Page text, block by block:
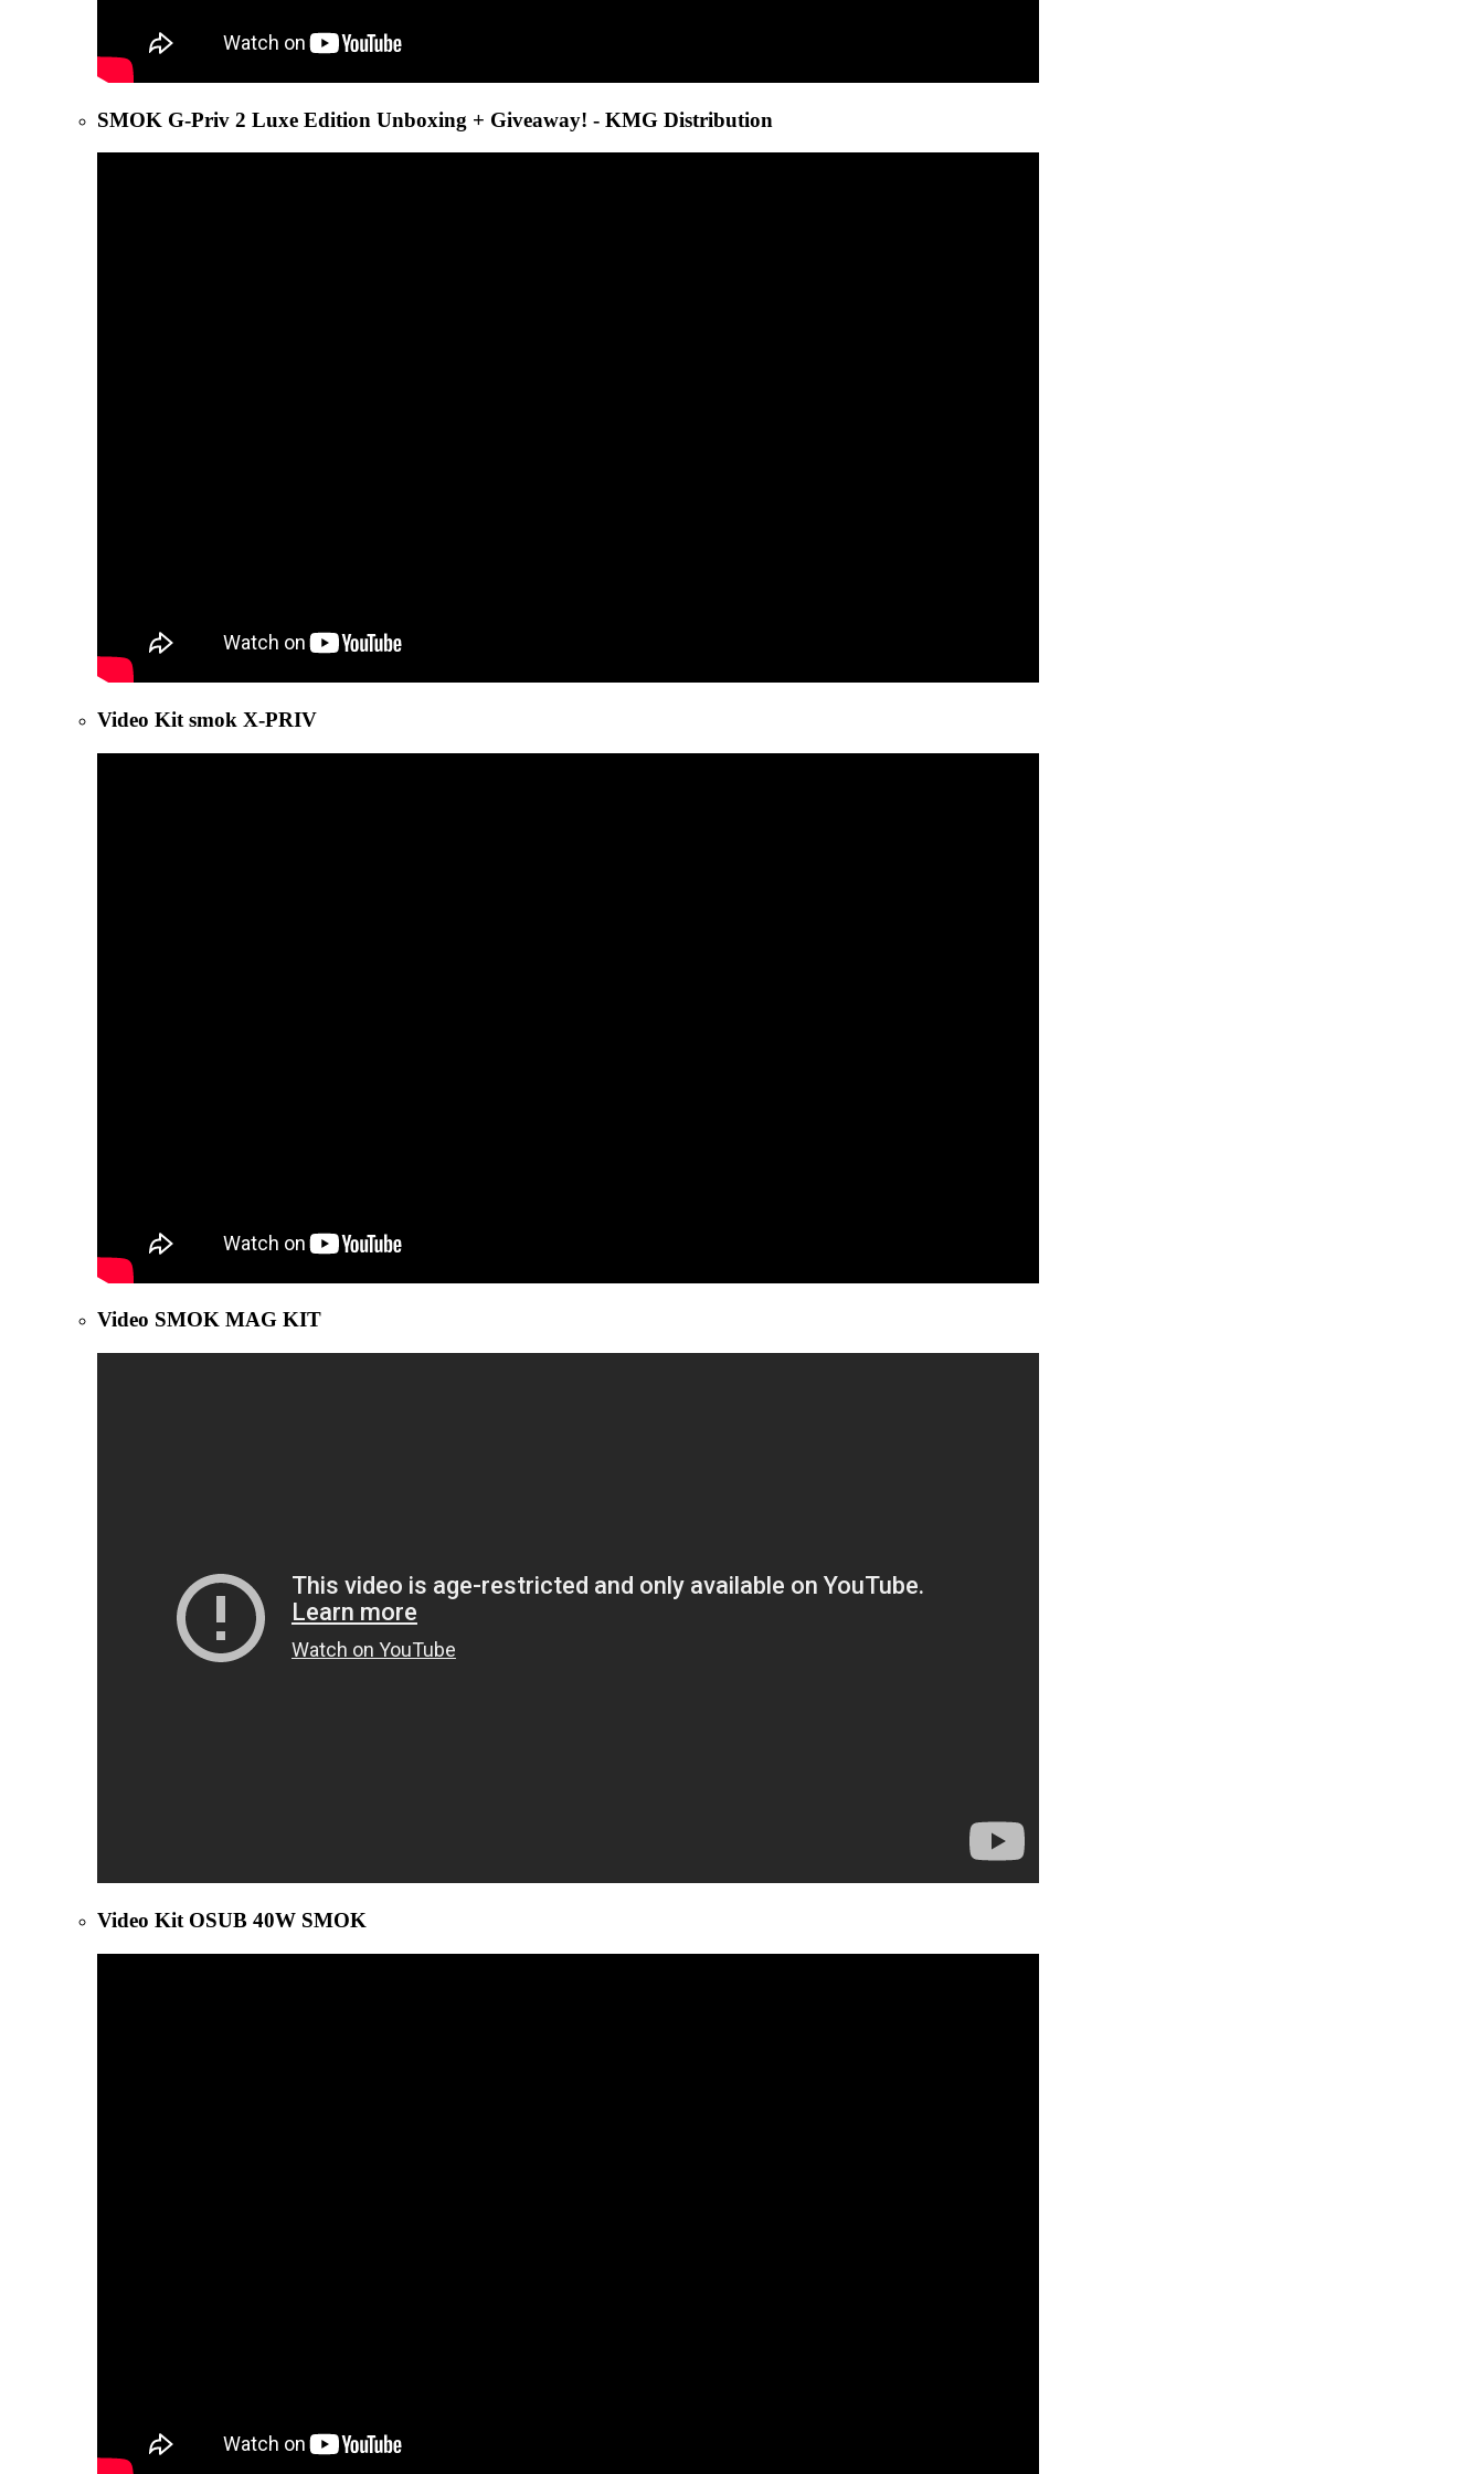
SMOK G-Priv 2 Luxe Edition Unboxing + Giveaway! - KMG Distribution
Video Kit smok X-PRIV
Video SMOK MAG KIT
Video Kit OSUB 40W SMOK